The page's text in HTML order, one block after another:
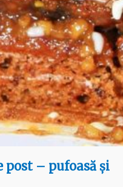
post – pufoasă și